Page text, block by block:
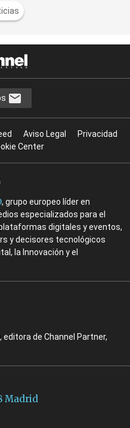
Aviso Legal
Privacidad
Center
, grupo europeo líder en
especializados para el
digitales y eventos,
y decisores tecnológicos
la Innovación y el
de Channel Partner,
Madrid